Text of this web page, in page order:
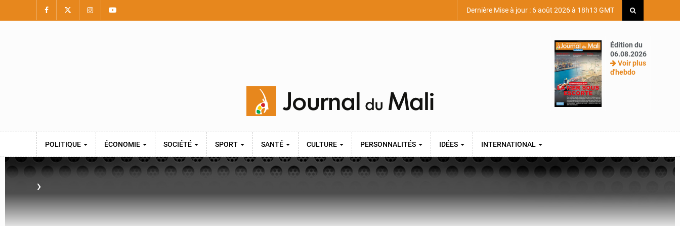
Dernière Mise à jour : 6 août 2026 à 18h13 GMT
Édition du
06.08.2026
Voir plus
d'hebdo
POLITIQUE ÉCONOMIE SOCIÉTÉ SPORT SANTÉ CULTURE PERSONNALITÉS IDÉES INTERNATIONAL
›